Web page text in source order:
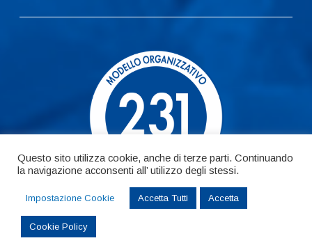
Questo sito utilizza cookie, anche di terze parti. Continuando
la navigazione acconsenti all’ utilizzo degli stessi.
Impostazione Cookie Accetta Tutti Accetta
Cookie Policy